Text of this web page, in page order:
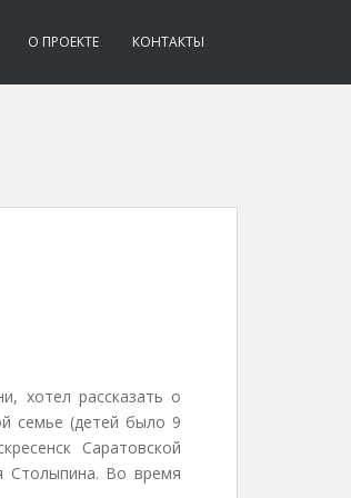
О ПРОЕКТЕ КОНТАКТЫ
хотел рассказать о
семье (детей было 9
Саратовской
Столыпина. Во время